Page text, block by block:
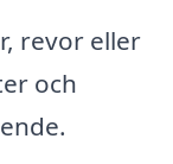
revor eller
och